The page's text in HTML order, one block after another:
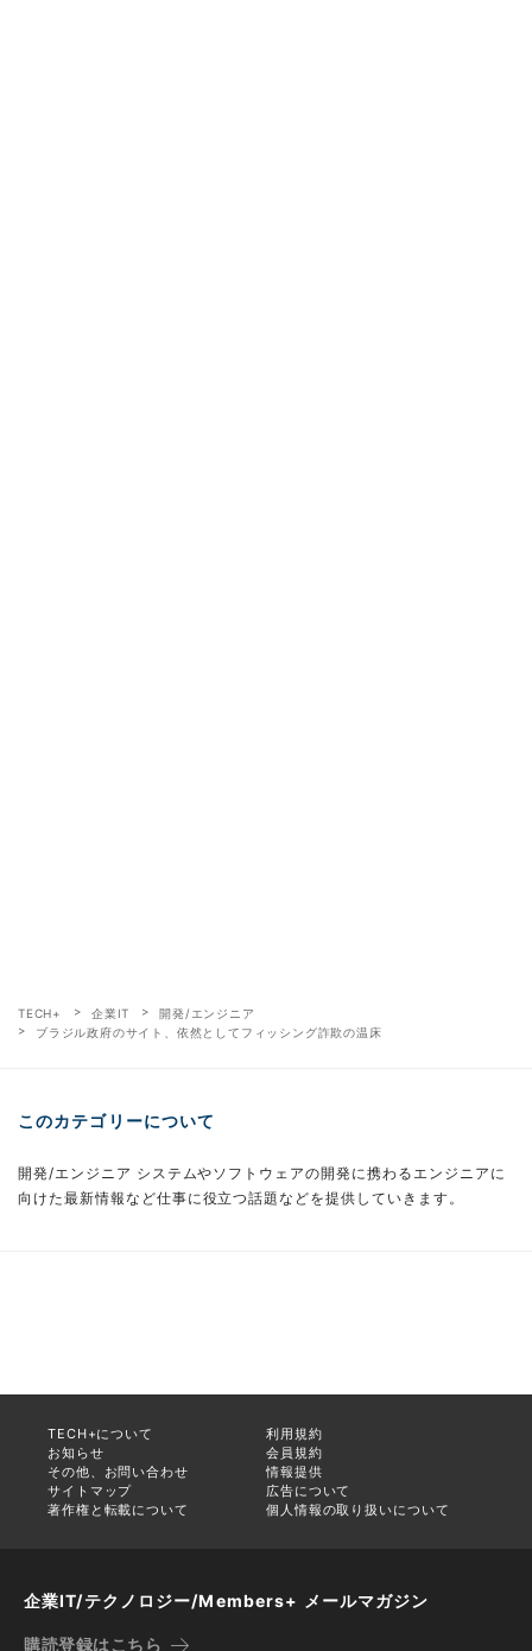
TECH+ 企業IT
開発/エンジニア
ブラジル政府のサイト、依然としてフィッシング詐欺の温床
このカテゴリーについて
開発/エンジニア システムやソフトウェアの開発に携わるエンジニアに
向けた最新情報など仕事に役立つ話題などを提供していきます。
TECH+について
利用規約
お知らせ
会員規約
その他、お問い合わせ
情報提供
サイトマップ
広告について
著作権と転載について
個人情報の取り扱いについて
企業IT/テクノロジー/Members+ メールマガジン
購読登録はこちら